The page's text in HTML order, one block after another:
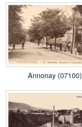
Annonay (07100)